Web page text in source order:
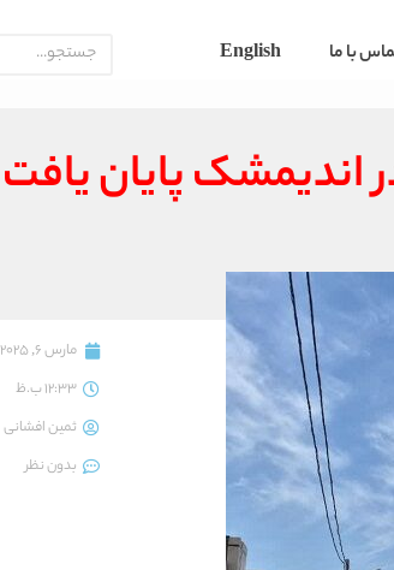
با ما English
مارس 6, 2025
12:33 ب.ظ
ثمین افشانی
بدون نظر